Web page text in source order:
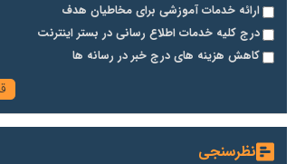
ارائه خدمات آموزشی برای مخاطیان هدف
درج کلیه خدمات اطلاع رسانی در بستر اینترنت
کاهش هزینه های درج خبر در رسانه ها
نظرسنجی